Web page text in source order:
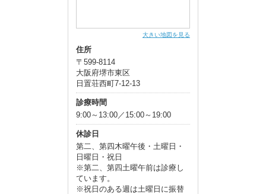
大きい地図を見る
住所
〒599-8114
大阪府堺市東区
日置荘西町7-12-13
診療時間
9:00～13:00／15:00～19:00
休診日
第二、第四木曜午後・土曜日・
日曜日・祝日
※第二、第四土曜午前は診療し
ています。
※祝日のある週は土曜日に振替